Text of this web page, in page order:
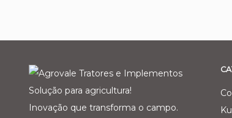
Solução para agricultura!
Inovação que transforma o campo.